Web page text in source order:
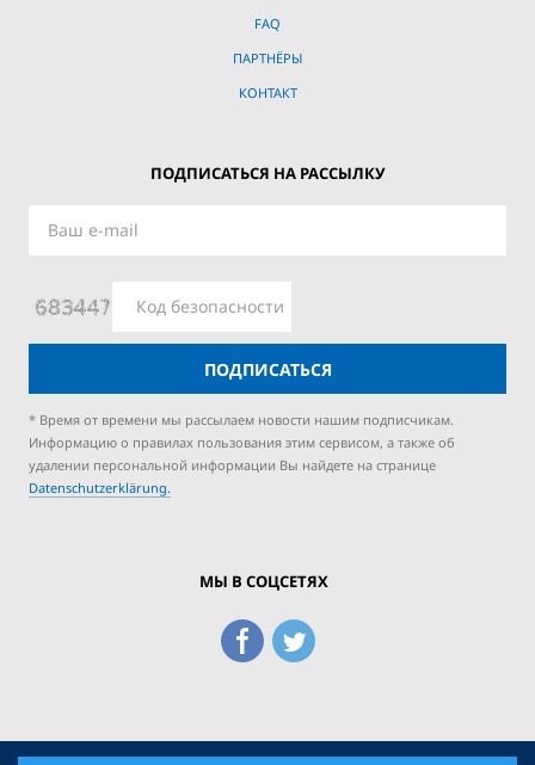
FAQ
ПАРТНЁРЫ
КОНТАКТ
ПОДПИСАТЬСЯ НА РАССЫЛКУ
ПОДПИСАТЬСЯ
* Время от времени мы рассылаем новости нашим подписчикам.
Информацию о правилах пользования этим сервисом, а также об
удалении персональной информации Вы найдете на странице
Datenschutzerklärung.
МЫ В СОЦСЕТЯХ